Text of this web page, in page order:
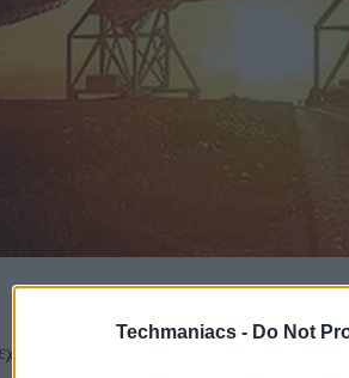
Techmaniacs - Do Not
υπογραφές εξωγήινων